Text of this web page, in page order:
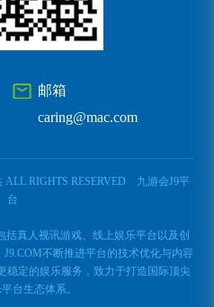
邮箱
caring@mac.com
ALL RIGHTS RESERVED
九游会J9平
台
括真人视讯游戏、线上娱乐平台以及创
不断推进平台的技术优化与内容
稳定的娱乐服务，致力于打造国际顶尖
台生态体系。